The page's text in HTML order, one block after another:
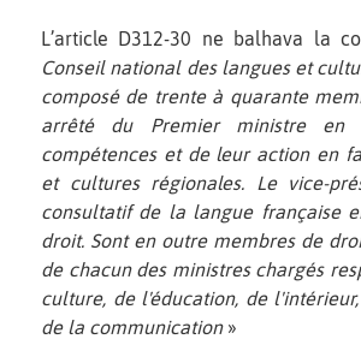
L’article D312-30 ne balhava la
Conseil national des langues et
composé de trente à quarante
arrêté du Premier ministre en
compétences et de leur action en
et cultures régionales. Le vice-
consultatif de la langue française
droit. Sont en outre membres de
de chacun des ministres chargés
culture, de l'éducation, de
de la communication»